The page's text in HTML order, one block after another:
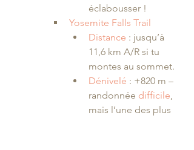
éclabousser !
Yosemite Falls Trail
Distance : jusqu’à
11,6 km A/R si tu
montes au sommet.
Dénivelé : +820 m –
randonnée difficile,
mais l’une des plus